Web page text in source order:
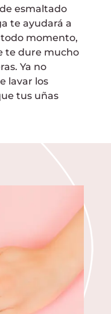
esmaltado
te ayudará a
momento,
te dure mucho
Ya no
lavar los
tus uñas